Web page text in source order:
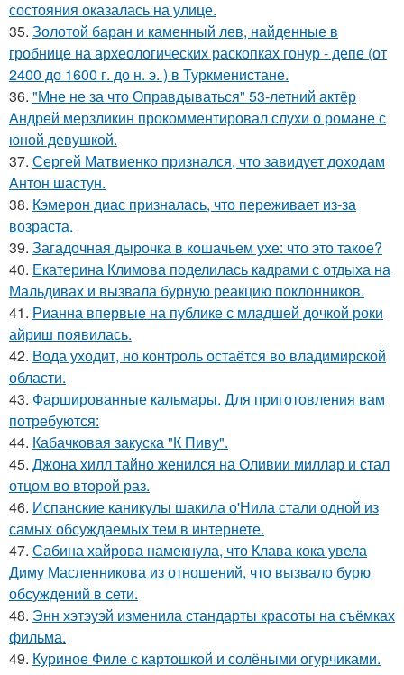
состояния оказалась на улице.
35. Золотой баран и каменный лев, найденные в
гробнице на археологических раскопках гонур - депе (от
2400 до 1600 г. до н. э. ) в Туркменистане.
36. "Мне не за что Оправдываться" 53-летний актёр
Андрей мерзликин прокомментировал слухи о романе с
юной девушкой.
37. Сергей Матвиенко признался, что завидует доходам
Антон шастун.
38. Кэмерон диас призналась, что переживает из-за
возраста.
39. Загадочная дырочка в кошачьем ухе: что это такое?
40. Екатерина Климова поделилась кадрами с отдыха на
Мальдивах и вызвала бурную реакцию поклонников.
41. Рианна впервые на публике с младшей дочкой роки
айриш появилась.
42. Вода уходит, но контроль остаётся во владимирской
области.
43. Фаршированные кальмары. Для приготовления вам
потребуются:
44. Кабачковая закуска "К Пиву".
45. Джона хилл тайно женился на Оливии миллар и стал
отцом во второй раз.
46. Испанские каникулы шакила о'Нила стали одной из
самых обсуждаемых тем в интернете.
47. Сабина хайрова намекнула, что Клава кока увела
Диму Масленникова из отношений, что вызвало бурю
обсуждений в сети.
48. Энн хэтэуэй изменила стандарты красоты на съёмках
фильма.
49. Куриное Филе с картошкой и солёными огурчиками.